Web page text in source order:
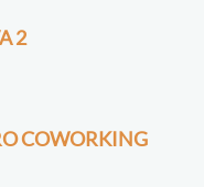
2
COWORKING